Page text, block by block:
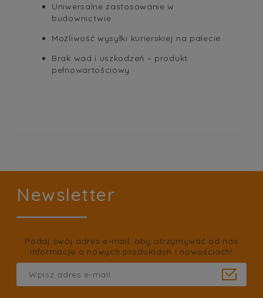
Uniwersalne zastosowanie w
budownictwie
Możliwość wysyłki kurierskiej na palecie
Brak wad i uszkodzeń – produkt
pełnowartościowy
Newsletter
Podaj swój adres e-mail, aby otrzymywać od nas
informacje o nowych produktach i nowościach!